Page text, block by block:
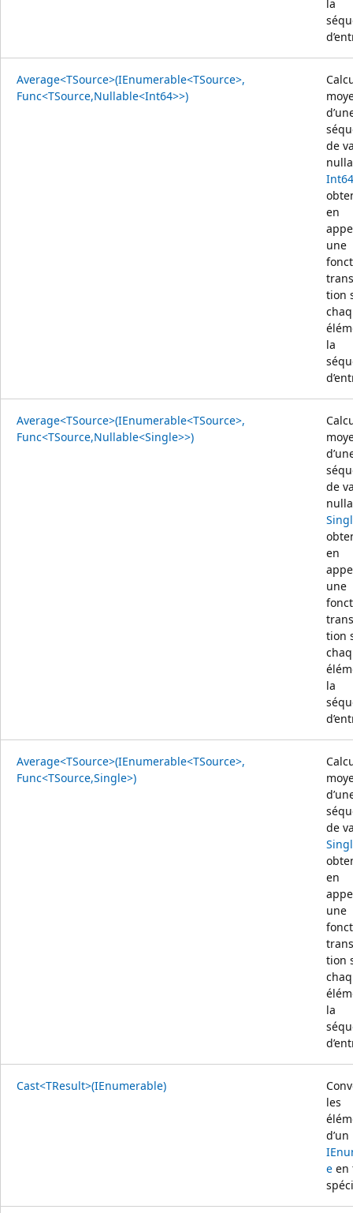
la
Average<TSource>(IEnumerable<TSource>,
Func<TSource,Nullable<Int64>>)
de
Int64
en
une
tion
la
Average<TSource>(IEnumerable<TSource>,
Func<TSource,Nullable<Single>>)
de
en
une
tion
la
Average<TSource>(IEnumerable<TSource>,
Func<TSource,Single>)
de
en
une
tion
la
Cast<TResult>(IEnumerable)
les
d’un
e en